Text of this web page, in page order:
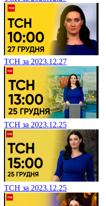
ТСН за 2023.12.27
ТСН за 2023.12.25
ТСН за 2023.12.25